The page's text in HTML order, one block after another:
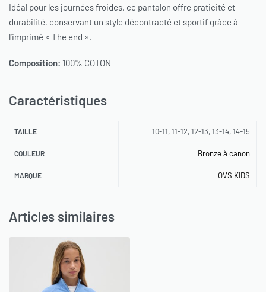
Idéal pour les journées froides, ce pantalon offre praticité et
durabilité, conservant un style décontracté et sportif grâce à
l’imprimé « The end ».
Composition: 100% COTON
Caractéristiques
TAILLE 10-11, 11-12, 12-13, 13-14, 14-15
COULEUR Bronze à canon
MARQUE OVS KIDS
Articles similaires